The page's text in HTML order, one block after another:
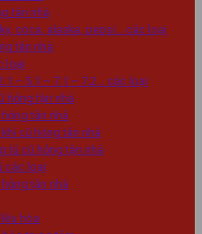
tân nhà
coca, alaska, pepsi… các loại
tân nhà
loại
– 5.1 – 7.1 – 7.2… các loại
hỏng tận nhà
tân nhà
cũ hỏng tân nhà
tủ cũ hỏng tận nhà
các loại
tận nhà
hòa